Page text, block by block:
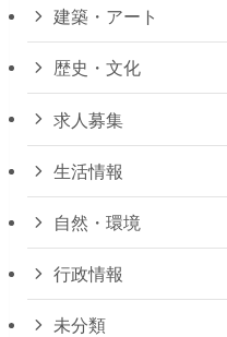
建築・アート
歴史・文化
求人募集
生活情報
自然・環境
行政情報
未分類